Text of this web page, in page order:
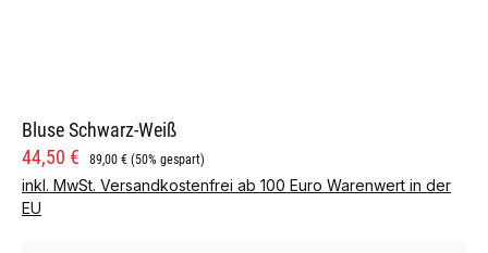
Bluse Schwarz-Weiß
Verkaufspreis:
44,50 € Regulärer Preis:
89,00 € (50% gespart)
inkl. MwSt. Versandkostenfrei ab 100 Euro Warenwert in der
EU